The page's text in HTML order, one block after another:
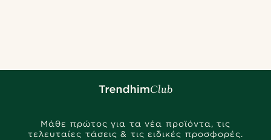
Μάθε πρώτος για τα νέα προϊόντα, τις
τελευταίες τάσεις & τις ειδικές προσφορές.